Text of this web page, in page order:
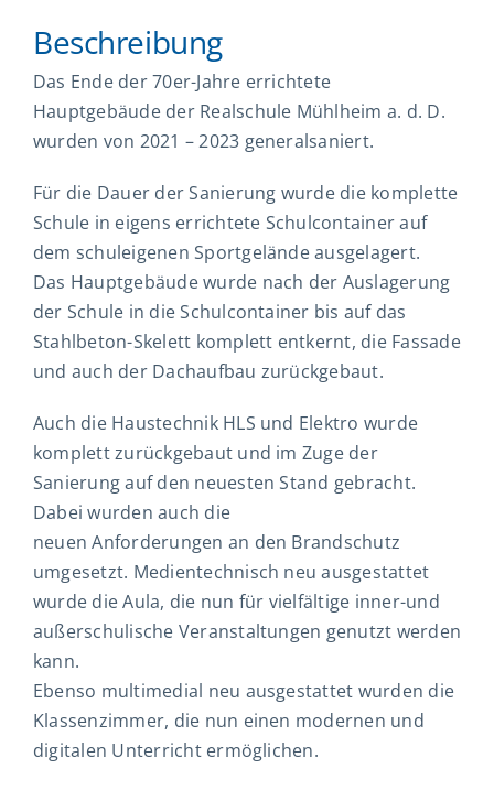
Beschreibung
Das Ende der 70er-Jahre errichtete
Hauptgebäude der Realschule Mühlheim a. d. D.
wurden von 2021 – 2023 generalsaniert.
Für die Dauer der Sanierung wurde die komplette
Schule in eigens errichtete Schulcontainer auf
dem schuleigenen Sportgelände ausgelagert.
Das Hauptgebäude wurde nach der Auslagerung
der Schule in die Schulcontainer bis auf das
Stahlbeton-Skelett komplett entkernt, die Fassade
und auch der Dachaufbau zurückgebaut.
Auch die Haustechnik HLS und Elektro wurde
komplett zurückgebaut und im Zuge der
Sanierung auf den neuesten Stand gebracht.
Dabei wurden auch die
neuen Anforderungen an den Brandschutz
umgesetzt. Medientechnisch neu ausgestattet
wurde die Aula, die nun für vielfältige inner-und
außerschulische Veranstaltungen genutzt werden
kann.
Ebenso multimedial neu ausgestattet wurden die
Klassenzimmer, die nun einen modernen und
digitalen Unterricht ermöglichen.